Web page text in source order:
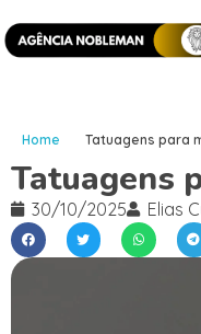
Home Tatuagens para
Tatuagens
30/10/2025 Elias